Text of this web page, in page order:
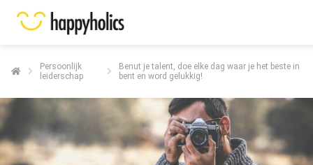
Persoonlijk
leiderschap
Benut je talent, doe elke dag waar je het beste in
bent en word gelukkig!